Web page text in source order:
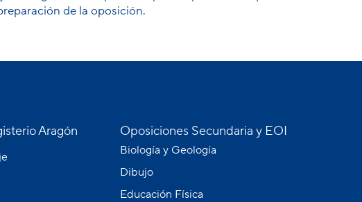
de la oposición.
Aragón Oposiciones Secundaria y EOI
Biología y Geología
Dibujo
Educación Física